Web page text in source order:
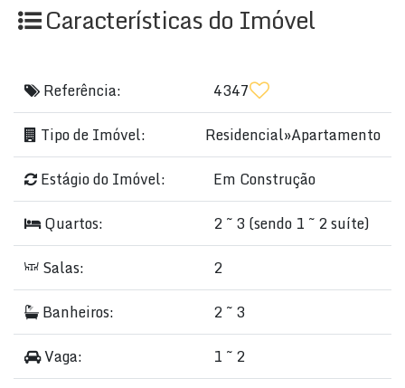
Características do Imóvel
Referência:
4347
Tipo de Imóvel:
Residencial»Apartamento
Estágio do Imóvel:
Em Construção
Quartos:
2 ~ 3 (sendo 1 ~ 2 suíte)
Salas:
2
Banheiros:
2 ~ 3
Vaga:
1 ~ 2